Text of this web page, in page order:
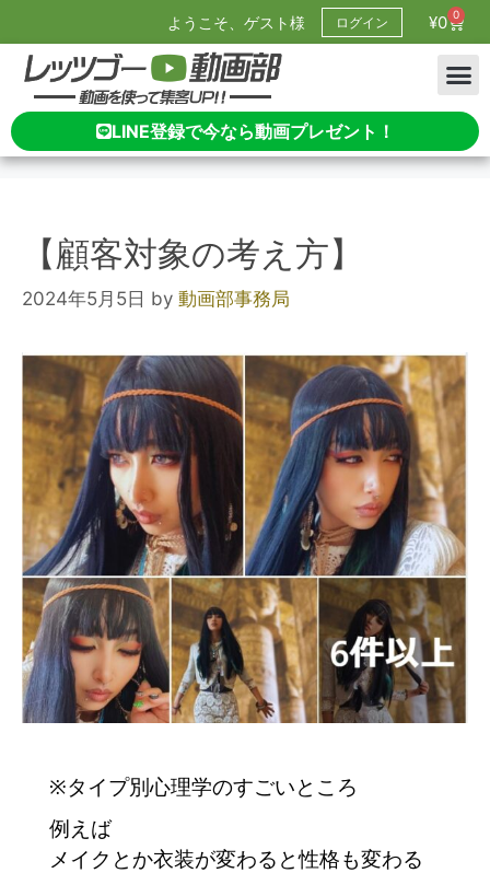
ようこそ、ゲスト様 ログイン ¥0 0
LINE登録で今なら動画プレゼント！
【顧客対象の考え方】
2024年5月5日 by 動画部事務局
※タイプ別心理学のすごいところ
例えば
メイクとか衣装が変わると性格も変わる